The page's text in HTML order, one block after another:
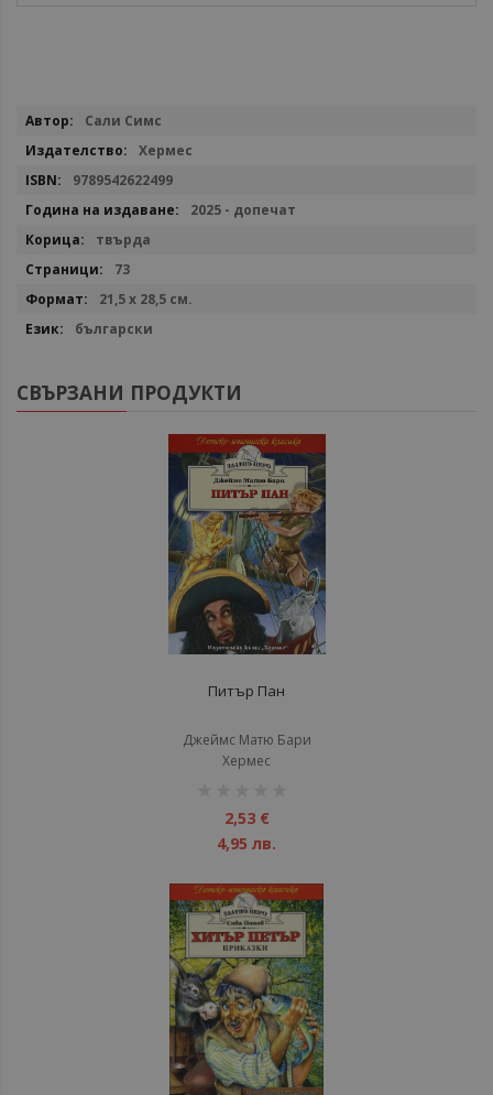
Повече
Сали Симс
Хермес
9789542622499
2025 - допечат
твърда
73
21,5 х 28,5 см.
български
СВЪРЗАНИ ПРОДУКТИ
Питър Пан
Джеймс Матю Бари
Хермес
2,53 €
4,95 лв.